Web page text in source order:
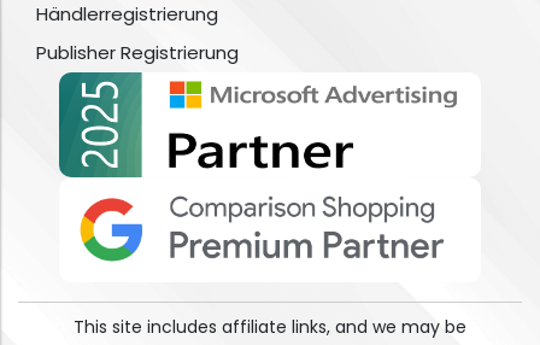
Händlerregistrierung
Publisher Registrierung
This site includes affiliate links, and we may be